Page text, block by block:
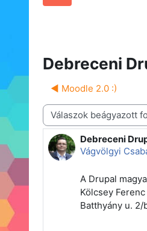
Debreceni
◀︎ Moodle 2.0 :)
Megjelenítési mód
Debreceni
Vágvölgyi
Válaszok szám:
A Drupal
Kölcsey
Batthyány u. 2/